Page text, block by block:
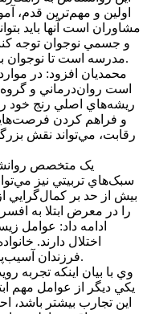
اولين و مهم‌ترين قدم،
مشاوران است آنها بايد
و جسمي نوجوان توجه
مدرسه است تا نوجوان بدون ترس از قضاوت، ديده و شنيده شود.
محمديان افزود: در
است روان‌درماني و گروه
ريشه‌هاي اصلي رنج خود
و فراهم کردن
رقابت، مي‌تواند نقش
يک متخصص
سبک‌هاي تربيتي نيز
بيش از حد بر کمال‌گرايي
را در معرض ابتلا به
ادامه داد: عوامل
اختلال دارند.
فرزندان آسيب‌پذيرتري در برابر افسردگي خواهند داشت.
وي با بيان اينکه تجربه
يکي ديگر از عوامل مهم
اين تجارب بيشتر باشد،